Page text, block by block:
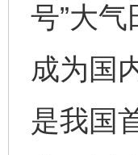
号”大
成为国
是我国